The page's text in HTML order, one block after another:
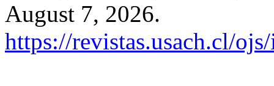
August 7, 2026.
https://revistas.usach.cl/